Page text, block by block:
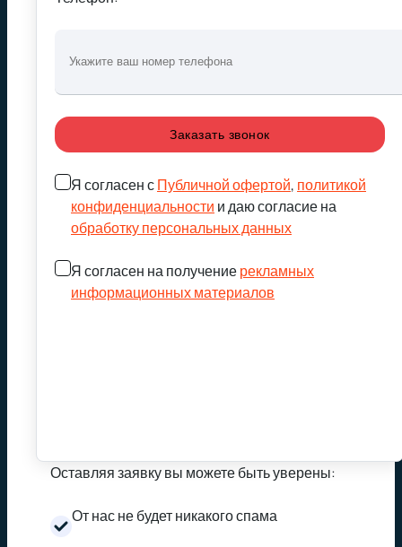
Я согласен сПубличной офертой, политикой
конфиденциальности и даю согласие на
обработку персональных данных
Я согласен на получениерекламных
информационных материалов
Оставляя заявку вы можете быть уверены:
От нас не будет никакого спама